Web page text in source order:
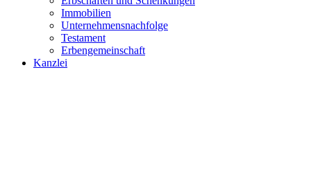
Immobilien
Unternehmensnachfolge
Testament
Erbengemeinschaft
Kanzlei